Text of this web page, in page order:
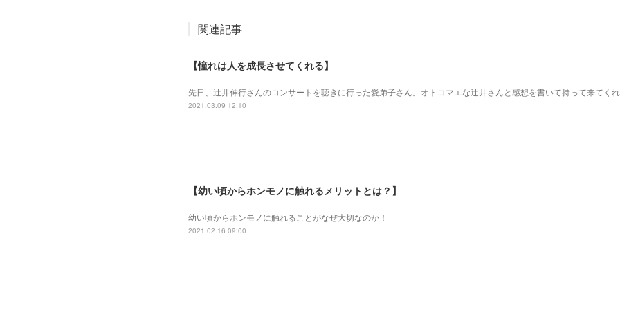
関連記事
【憧れは人を成長させてくれる】
先日、辻井伸行さんのコンサートを 聴きに行った愛弟子さん。 オトコマエな辻井さんと 感想を書いて持って来てく
2021.03.09 12:10
【幼い頃からホンモノに触れるメリットとは？】
幼い頃からホンモノに 触れることがなぜ大切なのか！
2021.02.16 09:00